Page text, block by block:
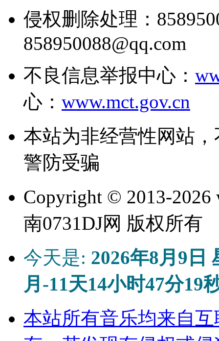
侵权删除处理：
858950088@qq.com
不良信息举报中心：
心： www.mct.gov.cn
本站为非经营性网站
警防受骗
Copyright © 2013-2026
南0731DJ网 版权所有
今天是: 2026年8月9日
月-11天14小时47分19
本站所有音乐均来自